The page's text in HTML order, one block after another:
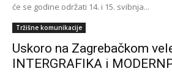
će se godine održati 14. i 15. svibnja...
Tržišne komunikacije
Uskoro na Zagrebačkom
INTERGRAFIKA i